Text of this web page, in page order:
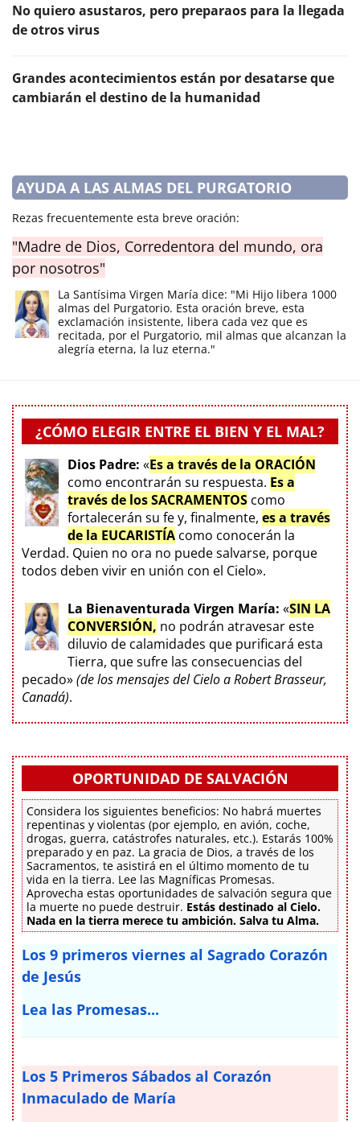
No quiero asustaros, pero preparaos para la llegada
de otros virus
Grandes acontecimientos están por desatarse que
cambiarán el destino de la humanidad
AYUDA A LAS ALMAS DEL PURGATORIO
Rezas frecuentemente esta breve oración:
"Madre de Dios, Corredentora del mundo, ora
por nosotros"
La Santísima Virgen María dice: "Mi Hijo libera 1000
almas del Purgatorio. Esta oración breve, esta
exclamación insistente, libera cada vez que es
recitada, por el Purgatorio, mil almas que alcanzan la
alegría eterna, la luz eterna."
¿CÓMO ELEGIR ENTRE EL BIEN Y EL MAL?
Dios Padre: «Es a través de la ORACIÓN
como encontrarán su respuesta. Es a
través de los SACRAMENTOS como
fortalecerán su fe y, finalmente, es a través
de la EUCARISTÍA como conocerán la
Verdad. Quien no ora no puede salvarse, porque
todos deben vivir en unión con el Cielo».
La Bienaventurada Virgen María: «SIN LA
CONVERSIÓN, no podrán atravesar este
diluvio de calamidades que purificará esta
Tierra, que sufre las consecuencias del
pecado»(de los mensajes del Cielo a Robert Brasseur,
Canadá).
OPORTUNIDAD DE SALVACIÓN
Considera los siguientes beneficios: No habrá muertes
repentinas y violentas (por ejemplo, en avión, coche,
drogas, guerra, catástrofes naturales, etc.). Estarás 100%
preparado y en paz. La gracia de Dios, a través de los
Sacramentos, te asistirá en el último momento de tu
vida en la tierra. Lee las Magníficas Promesas.
Aprovecha estas oportunidades de salvación segura que
la muerte no puede destruir. Estás destinado al Cielo.
Nada en la tierra merece tu ambición. Salva tu Alma.
Los 9 primeros viernes al Sagrado Corazón
de Jesús
Lea las Promesas...
Los 5 Primeros Sábados al Corazón
Inmaculado de María